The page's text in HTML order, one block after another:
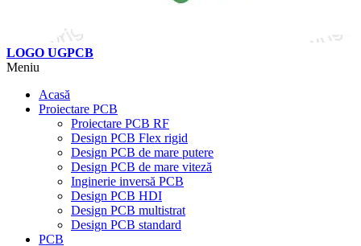
LOGO UGPCB
Meniu
Acasă
Proiectare PCB
Proiectare PCB RF
Design PCB Flex rigid
Design PCB de mare putere
Design PCB de mare viteză
Inginerie inversă PCB
Design PCB HDI
Design PCB multistrat
Design PCB standard
PCB